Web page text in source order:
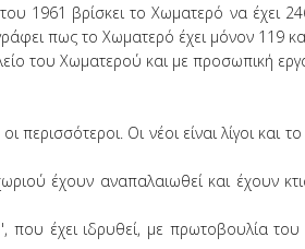
1961 βρίσκει το Χωματερό να έχει
πως το Χωματερό έχει μόνον 119
του Χωματερού και με προσωπική
Οι νέοι είναι λίγοι και το
έχουν αναπαλαιωθεί και έχουν
έχει ιδρυθεί, με πρωτοβουλία του